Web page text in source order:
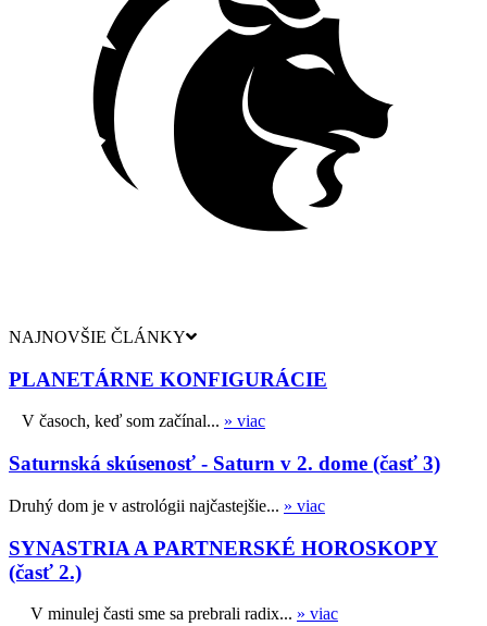
NAJNOVŠIE ČLÁNKY
PLANETÁRNE KONFIGURÁCIE
V časoch, keď som začínal... » viac
Saturnská skúsenosť - Saturn v 2. dome (časť 3)
Druhý dom je v astrológii najčastejšie... » viac
SYNASTRIA A PARTNERSKÉ HOROSKOPY
(časť 2.)
V minulej časti sme sa prebrali radix... » viac